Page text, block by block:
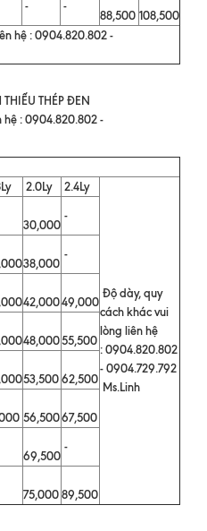
- -
88,500 108,500
hệ : 0904.820.802 -
THÉP ĐEN
hệ : 0904.820.802 -
2.0Ly 2.4Ly
Độ dày, quy
cách khác vui
lòng liên hệ
: 0904.820.802
- 0904.729.792
Ms.Linh
30,000
-
38,000
-
42,00049,000
48,00055,500
53,50062,500
56,50067,500
69,500
-
75,00089,500